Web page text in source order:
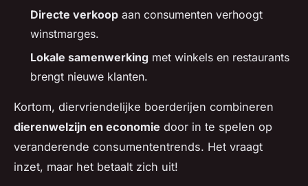
Directe verkoop aan consumenten verhoogt
winstmarges.
Lokale samenwerking met winkels en restaurants
brengt nieuwe klanten.
Kortom, diervriendelijke boerderijen combineren
dierenwelzijn en economie door in te spelen op
veranderende consumententrends. Het vraagt
inzet, maar het betaalt zich uit!